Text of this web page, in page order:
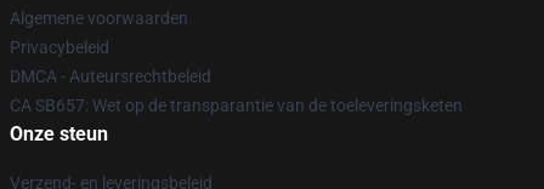
Algemene voorwaarden
Privacybeleid
DMCA - Auteursrechtbeleid
CA SB657: Wet op de transparantie van de toeleveringsketen
Onze steun
Verzend- en leveringsbeleid